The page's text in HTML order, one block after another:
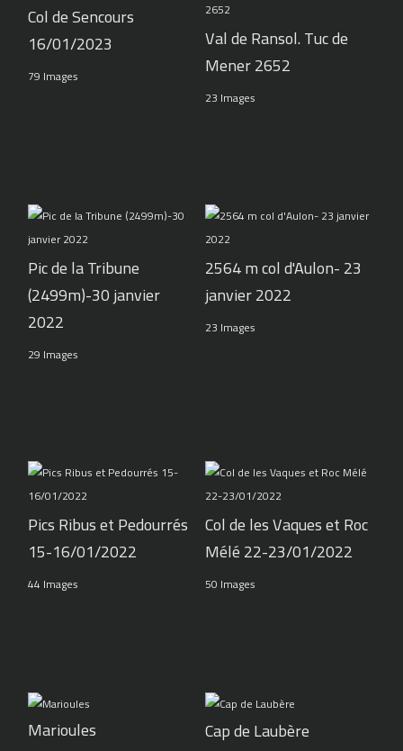
Col de Sencours
16/01/2023
79 Images
Val de Ransol. Tuc de
Mener 2652
23 Images
Pic de la Tribune
(2499m)-30 janvier
2022
29 Images
2564 m col d'Aulon- 23
janvier 2022
23 Images
Pics Ribus et Pedourrés
15-16/01/2022
44 Images
Col de les Vaques et Roc
Mélé 22-23/01/2022
50 Images
Marioules Cap de Laubère